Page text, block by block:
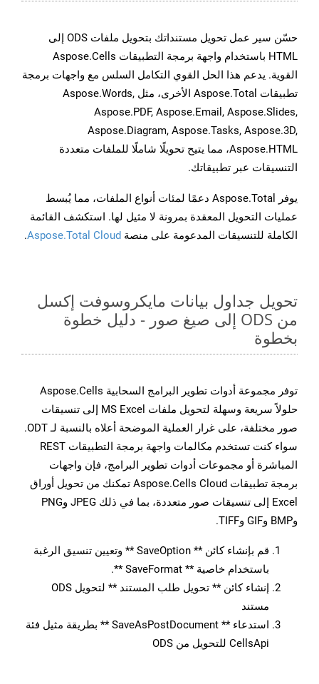
حسّن سير عمل تحويل مستنداتك بتحويل ملفات ODS إلى
HTML باستخدام واجهة برمجة التطبيقات Aspose.Cells
القوية. يدعم هذا الحل القوي التكامل السلس مع واجهات برمجة
تطبيقات Aspose.Total الأخرى، مثل Aspose.Words,
Aspose.PDF, Aspose.Email, Aspose.Slides,
Aspose.Diagram, Aspose.Tasks, Aspose.3D,
Aspose.HTML، مما يتيح تحويلًا شاملًا للملفات متعددة
التنسيقات عبر تطبيقاتك.
يوفر Aspose.Total دعمًا لمئات أنواع الملفات، مما يُبسط
عمليات التحويل المعقدة بمرونة لا مثيل لها. استكشف القائمة
الكاملة للتنسيقات المدعومة على منصة Aspose.Total Cloud
.
تحويل جداول بيانات مايكروسوفت إكسل
من ODS إلى صيغ صور - دليل خطوة
بخطوة
توفر مجموعة أدوات تطوير البرامج السحابية Aspose.Cells
حلولاً سريعة وسهلة لتحويل ملفات MS Excel إلى تنسيقات
صور مختلفة، على غرار العملية الموضحة أعلاه بالنسبة لـ ODT.
سواء كنت تستخدم مكالمات واجهة برمجة التطبيقات REST
المباشرة أو مجموعات أدوات تطوير البرامج، فإن واجهات
برمجة تطبيقات Aspose.Cells Cloud تمكنك من تحويل أوراق
Excel إلى تنسيقات صور متعددة، بما في ذلك JPEG وPNG
وBMP وGIF وTIFF.
قم بإنشاء كائن ** SaveOption ** وتعيين تنسيق الرغبة
باستخدام خاصية ** SaveFormat **.
إنشاء كائن ** تحويل طلب المستند ** لتحويل ODS
مستند
استدعاء ** SaveAsPostDocument ** بطريقة مثيل فئة
CellsApi للتحويل من ODS